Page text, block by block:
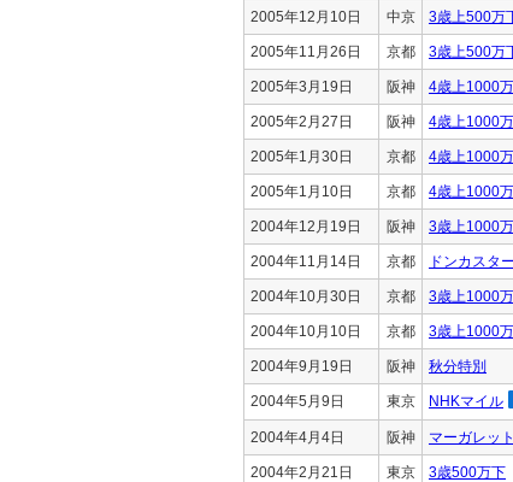
2005年12月10日 中京 3歳上500万
2005年11月26日 京都 3歳上500万
2005年3月19日 阪神 4歳上1000
2005年2月27日 阪神 4歳上1000
2005年1月30日 京都 4歳上1000
2005年1月10日 京都 4歳上1000
2004年12月19日 阪神 3歳上1000
2004年11月14日 京都 ドンカスター
2004年10月30日 京都 3歳上1000
2004年10月10日 京都 3歳上1000
2004年9月19日 阪神 秋分特別
2004年5月9日 東京 NHKマイル
2004年4月4日 阪神 マーガレット
2004年2月21日 東京 3歳500万下